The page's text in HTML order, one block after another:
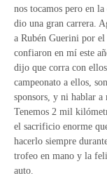
nos tocamos pero en
dio una gran carrera.
a Rubén Guerini por
confiaron en mí este
dijo que corra con
campeonato a ellos,
sponsors, y ni hablar
Tenemos 2 mil
el sacrificio enorme
hacerlo siempre
trofeo en mano y la
auto.